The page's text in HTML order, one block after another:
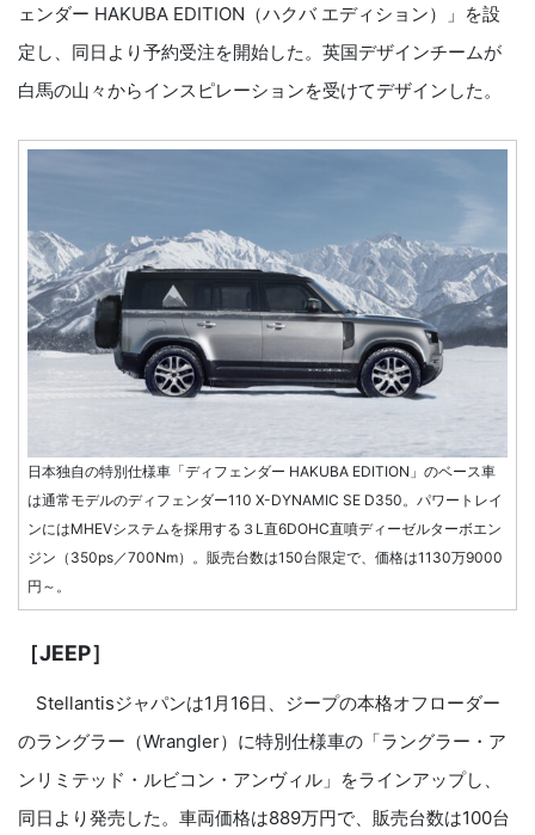
ェンダー HAKUBA EDITION（ハクバ エディション）」を設
定し、同日より予約受注を開始した。英国デザインチームが
白馬の山々からインスピレーションを受けてデザインした。
日本独自の特別仕様車「ディフェンダー HAKUBA EDITION」のベース車
は通常モデルのディフェンダー110 X-DYNAMIC SE D350。パワートレイ
ンにはMHEVシステムを採用する３L直6DOHC直噴ディーゼルターボエン
ジン（350ps／700Nm）。販売台数は150台限定で、価格は1130万9000
円～。
［JEEP］
Stellantisジャパンは1月16日、ジープの本格オフローダー
のラングラー（Wrangler）に特別仕様車の「ラングラー・ア
ンリミテッド・ルビコン・アンヴィル」をラインアップし、
同日より発売した。車両価格は889万円で、販売台数は100台